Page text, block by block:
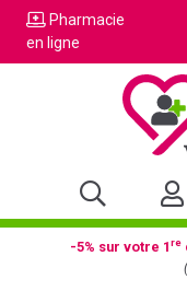
Pharmacie
en ligne
-5% sur votre 1re